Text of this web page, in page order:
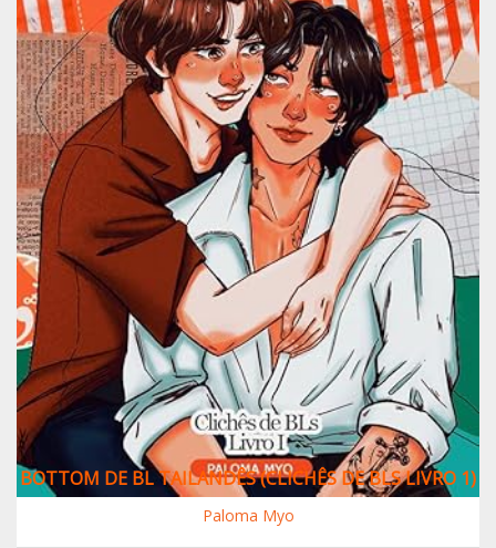
BOTTOM DE BL TAILANDÊS (CLICHÊS DE BLS LIVRO 1)
Paloma Myo